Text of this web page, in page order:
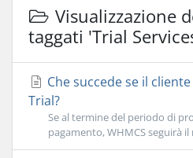
Visualizzazione
taggati 'Trial
Che succede se il
Trial?
Se al termine del periodo di
pagamento, WHMCS seguirà il